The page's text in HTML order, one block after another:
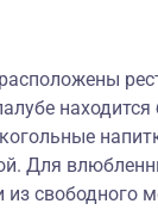
Для
свободного